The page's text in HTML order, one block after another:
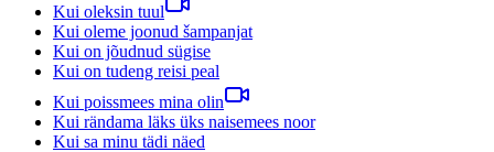
Kui oleksin tuul
Kui oleme joonud šampanjat
Kui on jõudnud sügise
Kui on tudeng reisi peal
Kui poissmees mina olin
Kui rändama läks üks naisemees noor
Kui sa minu tädi näed